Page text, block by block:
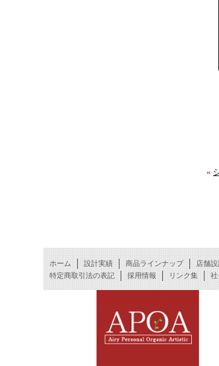
«
ホーム 設計実績 商品ラインナップ 店舗
特定商取引法の表記
採用情報 リンク集